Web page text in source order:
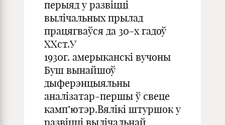
перыяд у развіцці
вылічальных прылад
працягваўся да 30-х гадоў
XXст.У
1930г. амерыканскі вучоны
Буш вынайшоў
дыферэнцыяльны
аналізатар-першы ў свеце
камп’ютэр.Вялікі штуршок у
развіцці вылічальнай